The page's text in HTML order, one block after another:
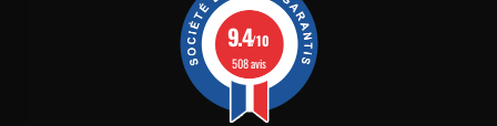
9.4/10
508 avis